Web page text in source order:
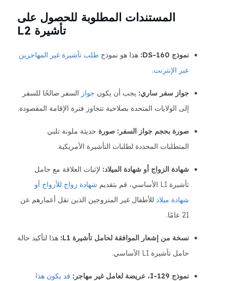
المستندات المطلوبة للحصول على
تأشيرة L2
نموذج DS-160: هذا هو نموذج طلب تأشيرة غير المهاجرين
عبر الإنترنت.
جواز سفر ساري: يجب أن يكون جواز السفر صالحًا للسفر
إلى الولايات المتحدة بصلاحية تتجاوز فترة الإقامة المقصودة.
صورة بحجم جواز السفر: صورة حديثة ملونة تلبي
المتطلبات المحددة لطلبات التأشيرة الأمريكية.
شهادة الزواج أو شهادة الميلاد: لإثبات العلاقة مع حامل
تأشيرة L1 الأساسي، قم بتقديم
شهادة زواج للأزواج أو
شهادة ميلادللأطفال غير المتزوجين الذين تقل أعمارهم عن
21 عامًا.
نسخة من إشعار الموافقة لحامل تأشيرة L1:
هذا لتأكيد حالة
حامل تأشيرة L1 الأساسي.
نموذج I-129، عريضة لعامل غير مهاجر:
قد يكون هذا